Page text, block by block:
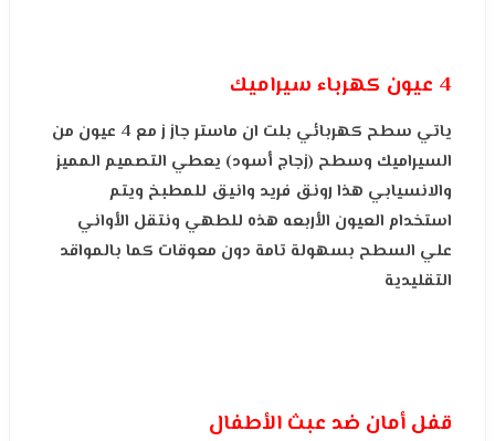
4 عيون كهرباء سيراميك
ياتي سطح كهربائي بلت ان ماستر جاز ز مع 4 عيون من
السيراميك وسطح (زجاج أسود) يعطي التصميم المميز
والانسيابي هذا رونق فريد وانيق للمطبخ ويتم
استخدام العيون الأربعه هذه للطهي ونتقل الأواني
علي السطح بسهولة تامة دون معوقات كما بالمواقد
التقليدية
قفل أمان ضد عبث الأطفال